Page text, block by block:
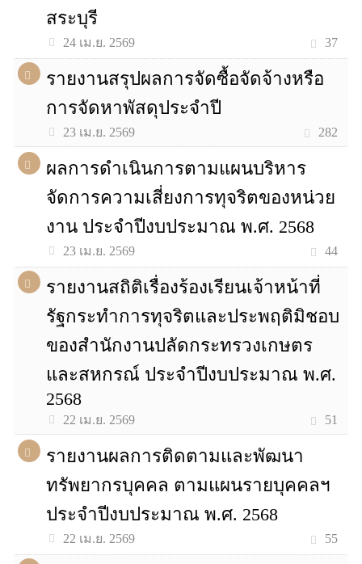
สระบุรี
24 เม.ย. 2569 37
รายงานสรุปผลการจัดซื้อจัดจ้างหรือ
การจัดหาพัสดุประจำปี
23 เม.ย. 2569 282
ผลการดำเนินการตามแผนบริหาร
จัดการความเสี่ยงการทุจริตของหน่วย
งาน ประจำปีงบประมาณ พ.ศ. 2568
23 เม.ย. 2569 44
รายงานสถิติเรื่องร้องเรียนเจ้าหน้าที่
รัฐกระทำการทุจริตและประพฤติมิชอบ
ของสำนักงานปลัดกระทรวงเกษตร
และสหกรณ์ ประจำปีงบประมาณ พ.ศ.
2568
22 เม.ย. 2569 51
รายงานผลการติดตามและพัฒนา
ทรัพยากรบุคคล ตามแผนรายบุคคลฯ
ประจำปีงบประมาณ พ.ศ. 2568
22 เม.ย. 2569 55